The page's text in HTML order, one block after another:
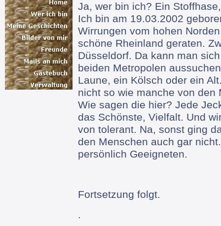
Ja, wer bin ich? Ein
Ich bin am 19.03.2002
Wirrungen vom hohen
schöne Rheinland geraten.
Düsseldorf. Da kann man
beiden Metropolen
Laune, ein Kölsch oder ein
nicht so wie manche von den
Wie sagen die hier? Jede
das Schönste, Vielfalt. Und
von tolerant. Na, sonst ging
den Menschen auch gar
persönlich Geeigneten.
Fortsetzung folgt.
.